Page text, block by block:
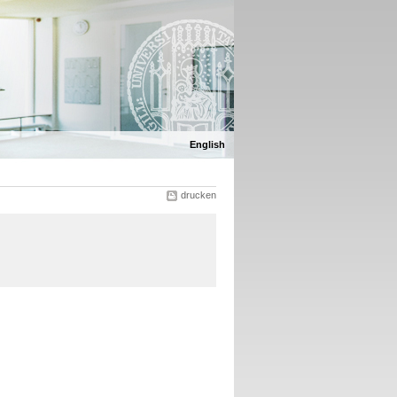
English
drucken